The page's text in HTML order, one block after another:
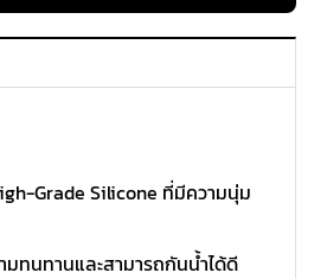
Grade Silicone ที่มีความนุ่ม
มทนทานและสามารถกันน้ำได้ดี